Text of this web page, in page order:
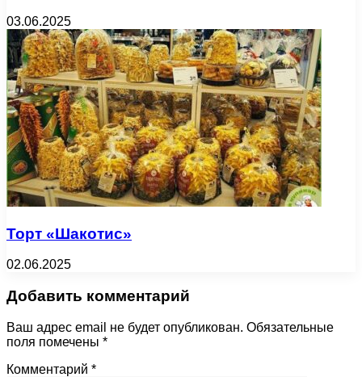
03.06.2025
Торт «Шакотис»
02.06.2025
Добавить комментарий
Ваш адрес email не будет опубликован. Обязательные
поля помечены *
Комментарий *